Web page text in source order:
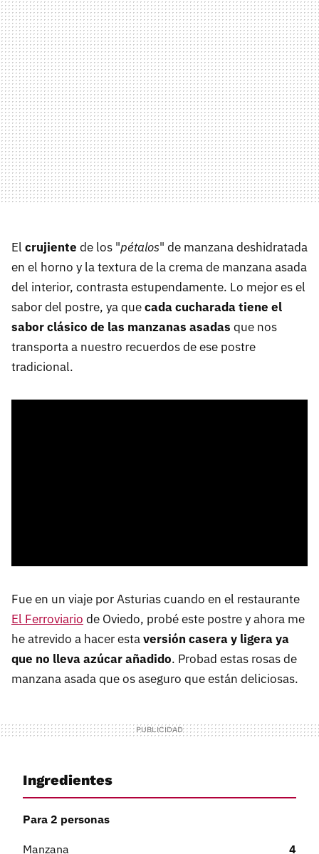
El crujiente de los "pétalos" de manzana deshidratada
en el horno y la textura de la crema de manzana asada
del interior, contrasta estupendamente. Lo mejor es el
sabor del postre, ya quecada cucharada tiene el
sabor clásico de las manzanas asadas que nos
transporta a nuestro recuerdos de ese postre
tradicional.
Fue en un viaje por Asturias cuando en el restaurante
El Ferroviario de Oviedo, probé este postre y ahora me
he atrevido a hacer estaversión casera y ligera ya
que no lleva azúcar añadido. Probad estas rosas de
manzana asada que os aseguro que están deliciosas.
Ingredientes
Para 2 personas
Manzana
4